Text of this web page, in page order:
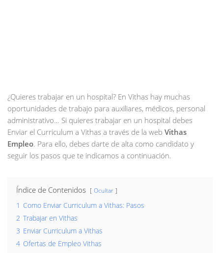
¿Quieres trabajar en un hospital? En Vithas hay muchas
oportunidades de trabajo para auxiliares, médicos, personal
administrativo… Si quieres trabajar en un hospital debes
Enviar el Curriculum a Vithas a través de la web Vithas
Empleo. Para ello, debes darte de alta como candidato y
seguir los pasos que te indicamos a continuación.
Índice de Contenidos Ocultar
1 Como Enviar Curriculum a Vithas: Pasos
2 Trabajar en Vithas
3 Enviar Curriculum a Vithas
4 Ofertas de Empleo Vithas